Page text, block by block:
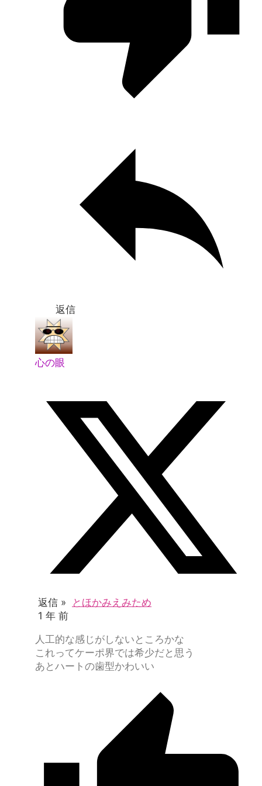
返信
心の眼
返信 »
とほかみえみため
1 年 前
人工的な感じがしないところかな
これってケーポ界では希少だと思う
あとハートの歯型かわいい